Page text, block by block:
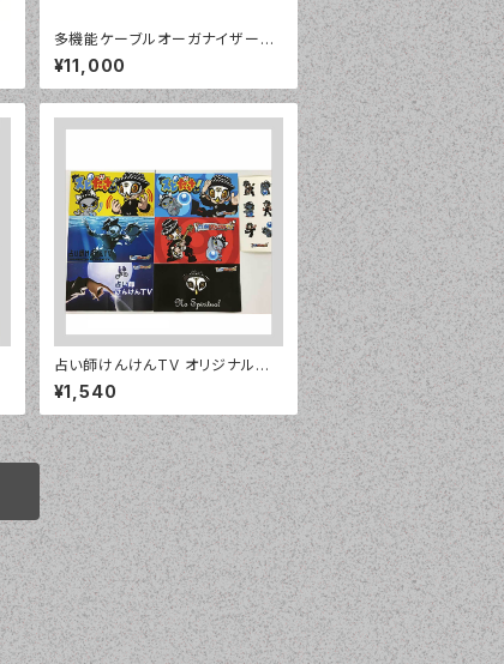
多機能ケーブルオーガナイザーバ
ッグ
¥11,000
占い師けんけんTV オリジナルス
テッカー7種セット
¥1,540